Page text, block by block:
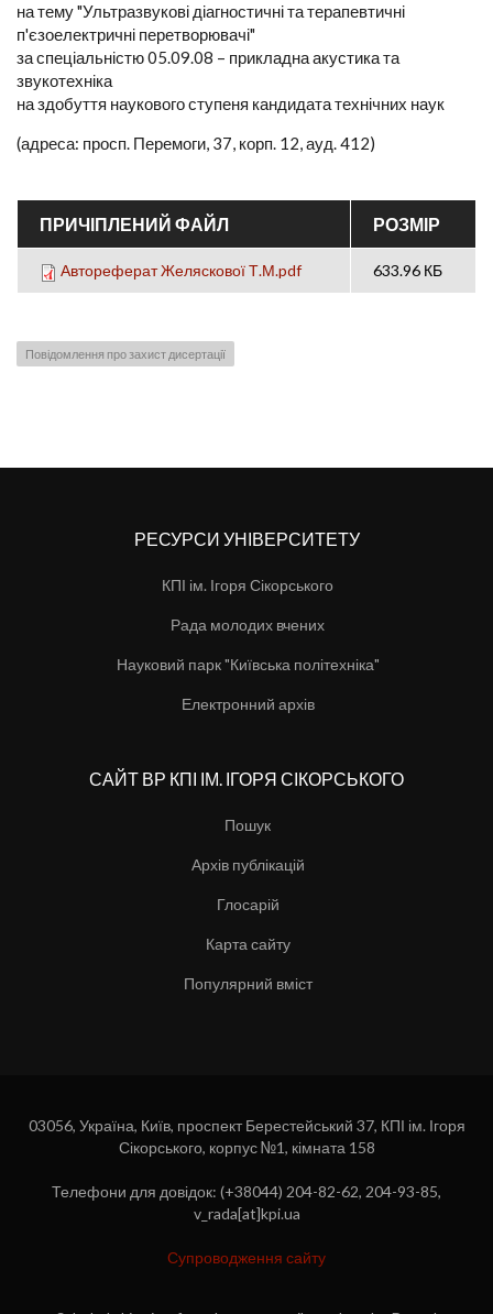
на тему "Ультразвукові діагностичні та терапевтичні
п'єзоелектричні перетворювачі"
за спеціальністю 05.09.08 – прикладна акустика та
звукотехніка
на здобуття наукового ступеня кандидата технічних наук
(адреса: просп. Перемоги, 37, корп. 12, ауд. 412)
ПРИЧІПЛЕНИЙ ФАЙЛ РОЗМІР
Автореферат Желяскової Т.М.pdf 633.96 КБ
Повідомлення про захист дисертації
РЕСУРСИ УНІВЕРСИТЕТУ
КПІ ім. Ігоря Сікорського
Рада молодих вчених
Науковий парк "Київська політехніка"
Електронний архів
САЙТ ВР КПІ ІМ. ІГОРЯ СІКОРСЬКОГО
Пошук
Архів публікацій
Глосарій
Карта сайту
Популярний вміст
03056, Україна, Київ, проспект Берестейський 37, КПІ ім. Ігоря
Сікорського, корпус №1, кімната 158
Телефони для довідок: (+38044) 204-82-62, 204-93-85,
v_rada[at]kpi.ua
Супроводження сайту